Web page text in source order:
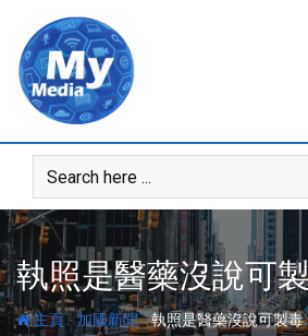
執照是醫藥沒說可
主頁-加國新聞-執照是醫藥沒說可製毒